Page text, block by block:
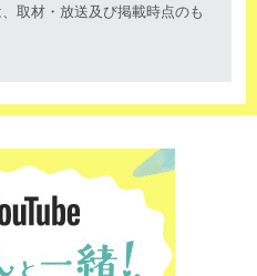
取材・放送及び掲載時点のも